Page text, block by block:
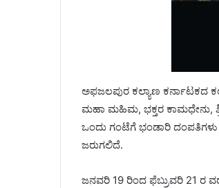
ಅಫಜಲಪುರ ಕಲ್ಯಾಣ ಕರ್ನಾಟಕದ
ಮಹಾ ಮಹಿಮ, ಭಕ್ತರ ಕಾಮಧೇನು,
ಒಂದು ಗಂಟೆಗೆ ಭಂಡಾರಿ
ಜರುಗಲಿದೆ.
ಜನವರಿ 19 ರಿಂದ ಫೆಬ್ರುವರಿ 21 ರ